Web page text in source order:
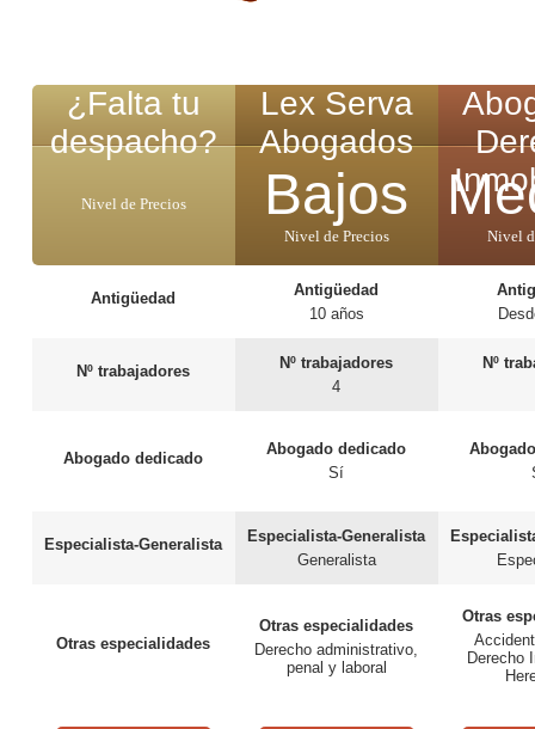
¿Falta tu
despacho?
Nivel de Precios
Antigüedad
Nº trabajadores
Abogado dedicado
Especialista-Generalista
Otras especialidades
Lex Serva
Abogados
Bajos
Nivel de Precios
Antigüedad
10 años
Nº trabajadores
4
Abogado dedicado
Sí
Especialista-Generalista
Generalista
Otras especialidades
Derecho administrativo,
penal y laboral
Nivel
Nº
Otras
Derecho